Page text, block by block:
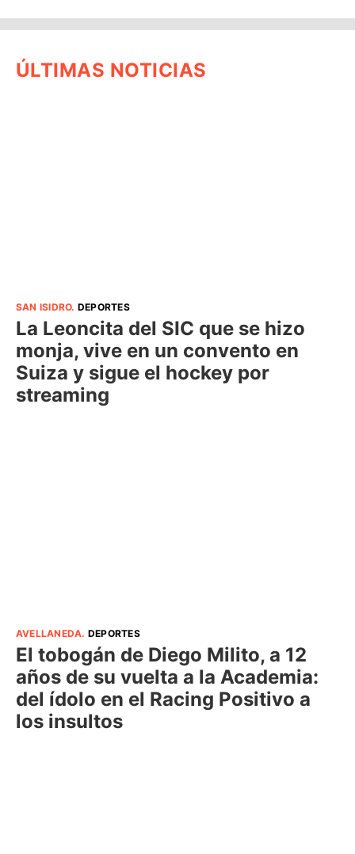
ÚLTIMAS NOTICIAS
SAN ISIDRO. DEPORTES
La Leoncita del SIC que se hizo
monja, vive en un convento en
Suiza y sigue el hockey por
streaming
AVELLANEDA. DEPORTES
El tobogán de Diego Milito, a 12
años de su vuelta a la Academia:
del ídolo en el Racing Positivo a
los insultos